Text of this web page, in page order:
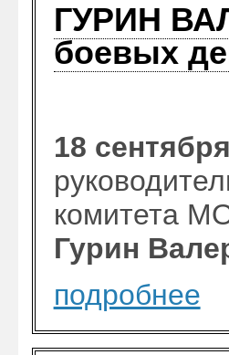
ГУРИН
боевых
18
комитета
Гурин
подробнее